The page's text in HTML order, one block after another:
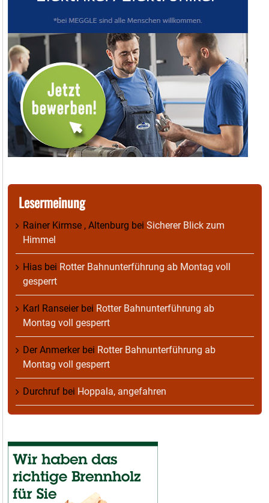
Lesermeinung
Rainer Kirmse , Altenburg bei Sicherer Blick zum
Himmel
Hias bei Rotter Bahnunterführung ab Montag voll
gesperrt
Karl Ranseierbei Rotter Bahnunterführung ab
Montag voll gesperrt
Der Anmerkerbei Rotter Bahnunterführung ab
Montag voll gesperrt
Durchruf bei Hoppala, angefahren